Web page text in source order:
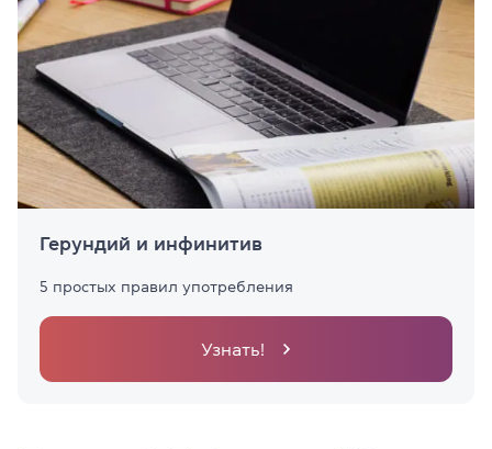
Герундий и инфинитив
5 простых правил употребления
Узнать!